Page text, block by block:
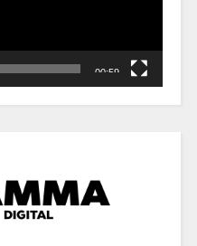
00:59